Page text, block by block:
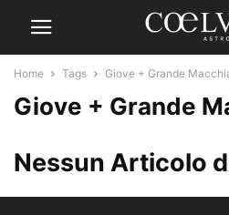
Home Tags Giove + Grande
Giove + Grande
Nessun Articolo